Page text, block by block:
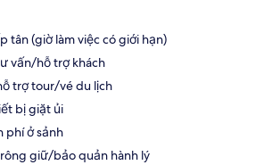
tân (giờ làm việc có giới hạn)
vấn/hỗ trợ khách
trợ tour/vé du lịch
bị giặt ủi
phí ở sảnh
giữ/bảo quản hành lý